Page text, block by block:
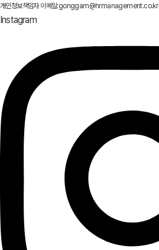
개인정보책임자 이메일:gonggam@hrmanagement.co.kr
Instagram